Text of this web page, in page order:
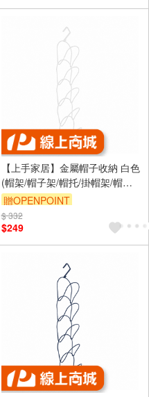
【上手家居】金屬帽子收納 白色
(帽架/帽子架/帽托/掛帽架/帽子
掛鉤/掛帽/帽子掛架/帽子/鴨舌帽/
門後掛鉤/掛鉤)
贈OPENPOINT
訂單滿999享9折
$ 332
$249